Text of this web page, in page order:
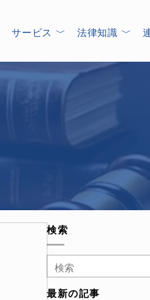
サービス ﹀ 法律知識 ﹀
検索
最新の記事